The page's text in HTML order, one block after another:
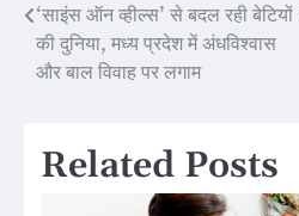
Post
navigation
‘साइंस ऑन व्हील्स’ से बदल रही बेटियों
की दुनिया, मध्य प्रदेश में अंधविश्वास
और बाल विवाह पर लगाम
Related Posts